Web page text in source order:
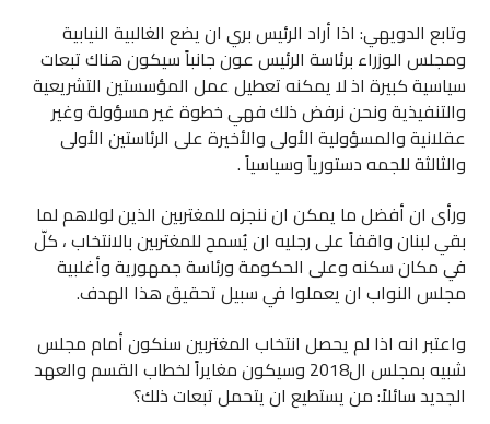
وتابع الدويهي: اذا أراد الرئيس بري ان يضع الغالبية النيابية
ومجلس الوزراء برئاسة الرئيس عون جانباً سيكون هناك تبعات
سياسية كبيرة اذ لا يمكنه تعطيل عمل المؤسستين التشريعية
والتنفيذية ونحن نرفض ذلك فهي خطوة غير مسؤولة وغير
عقلانية والمسؤولية الأولى والأخيرة على الرئاستين الأولى
والثالثة للجمه دستورياً وسياسياً .
ورأى ان أفضل ما يمكن ان ننجزه للمغتربين الذين لولاهم لما
بقي لبنان واقفاً على رجليه ان يُسمح للمغتربين بالانتخاب ، كلّ
في مكان سكنه وعلى الحكومة ورئاسة جمهورية وأغلبية
مجلس النواب ان يعملوا في سبيل تحقيق هذا الهدف.
واعتبر انه اذا لم يحصل انتخاب المغتربين سنكون أمام مجلس
شبيه بمجلس ال2018 وسيكون مغايراً لخطاب القسم والعهد
الجديد سائلاً: من يستطيع ان يتحمل تبعات ذلك؟